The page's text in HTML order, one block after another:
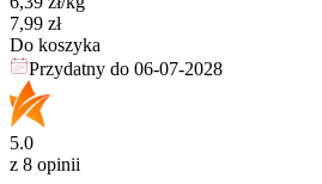
Cena
7,99 zł
Do koszyka
Przydatny do 06-07-2028
5.0
z 8 opinii